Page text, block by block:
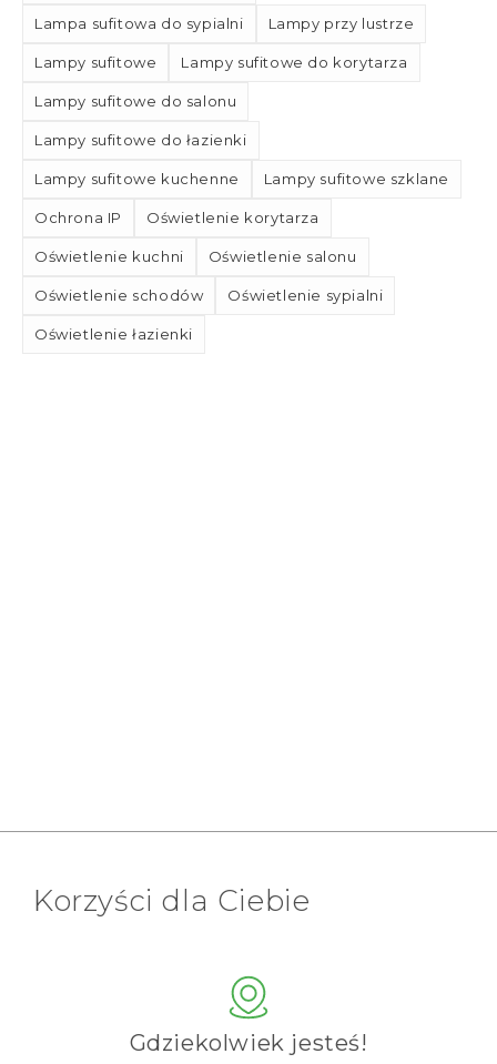
Lampa sufitowa do sypialni Lampy przy lustrze
Lampy sufitowe Lampy sufitowe do korytarza
Lampy sufitowe do salonu
Lampy sufitowe do łazienki
Lampy sufitowe kuchenne Lampy sufitowe szklane
Ochrona IP Oświetlenie korytarza
Oświetlenie kuchni Oświetlenie salonu
Oświetlenie schodów Oświetlenie sypialni
Oświetlenie łazienki
Korzyści dla Ciebie
Gdziekolwiek jesteś!